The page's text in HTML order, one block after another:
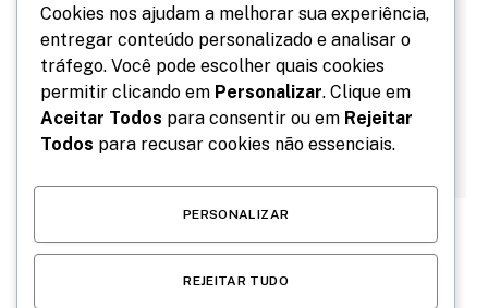
Salve meu nome, email e site neste navegador para
a próxima vez que eu comentar.
Cookies nos ajudam a melhorar sua experiência,
entregar conteúdo personalizado e analisar o
tráfego. Você pode escolher quais cookies
permitir clicando em Personalizar. Clique em
Aceitar Todos para consentir ou em Rejeitar
Todos para recusar cookies não essenciais.
PERSONALIZAR
REJEITAR TUDO